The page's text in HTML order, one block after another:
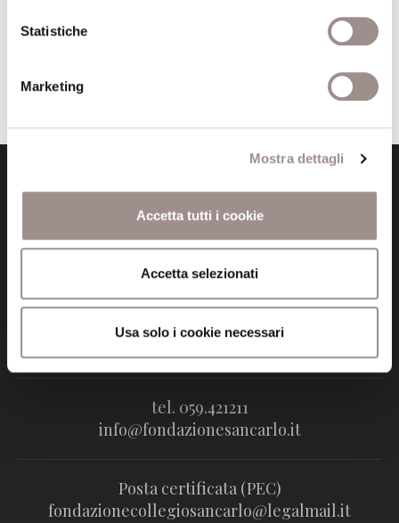
Statistiche
Marketing
Mostra dettagli
Accetta tutti i cookie
Accetta selezionati
Usa solo i cookie necessari
Pubblicata da: Fondazione il 12-05-2026
Fondazione Collegio San Carlo
Via San Carlo 5
41121 Modena (MO)
tel. 059.421211
info@fondazionesancarlo.it
Posta certificata (PEC)
fondazionecollegiosancarlo@legalmail.it